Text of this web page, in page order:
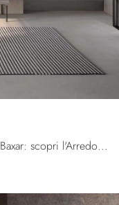
mobili bagno a terra M1 System 131 di Baxar: scopri l'Arredo Bagno in melaminico moderno e arreda la stanza del benessere.